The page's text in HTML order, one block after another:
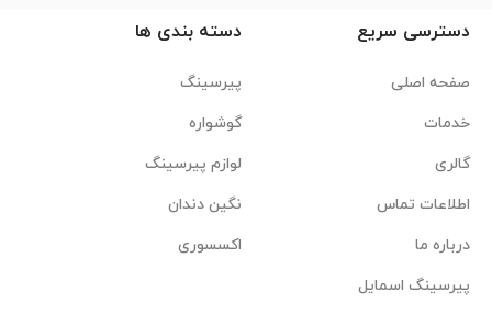
دسترسی سریع
صفحه اصلی
خدمات
گالری
اطلاعات تماس
درباره ما
پیرسینگ اسمایل
دسته بندی ها
پیرسینگ
گوشواره
لوازم پیرسینگ
نگین دندان
اکسسوری